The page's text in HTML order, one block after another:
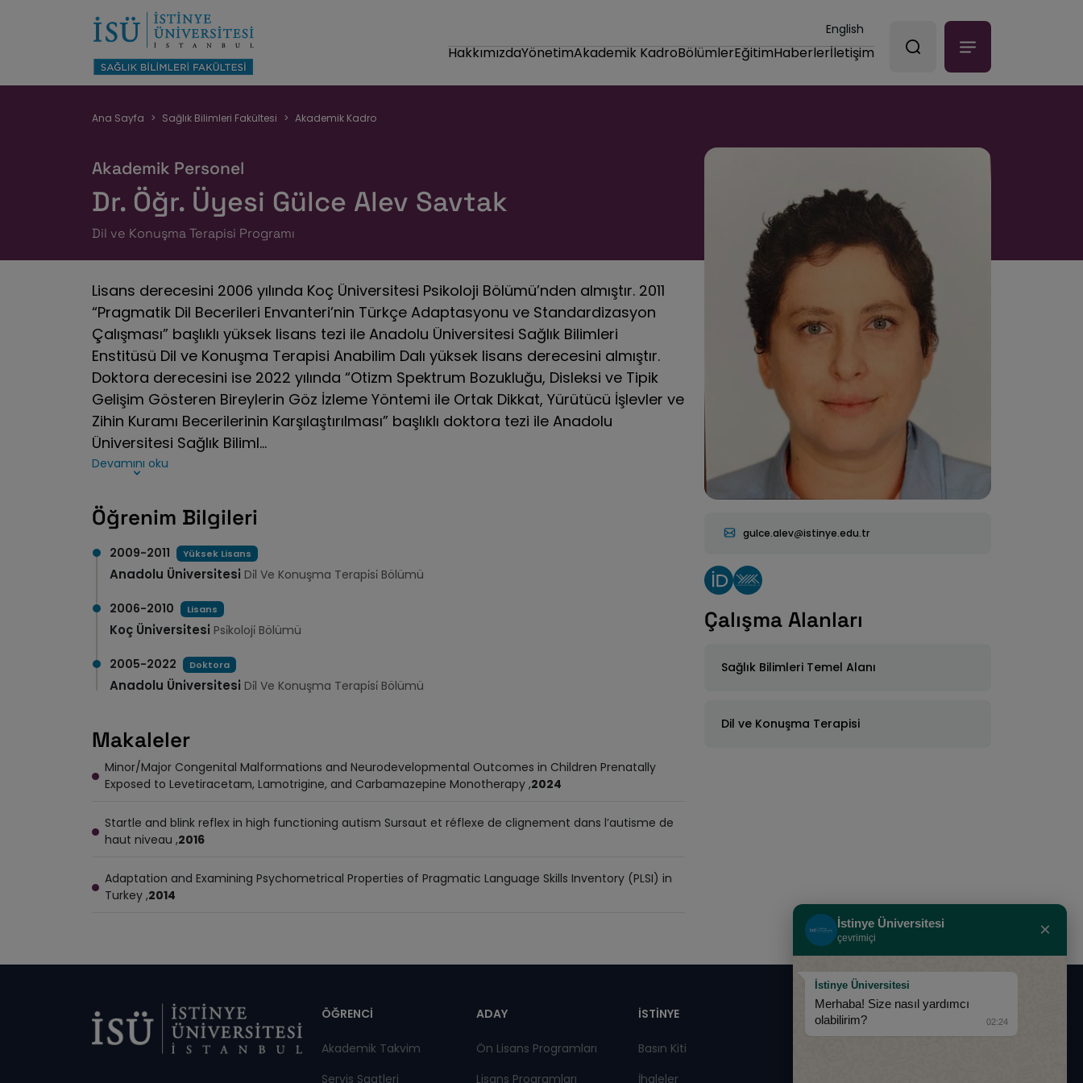
English
HakkımızdaYönetimAkademik KadroBölümlerEğitimHaberlerİletişim
Sayfa
yolu
Ana Sayfa Sağlık Bilimleri Fakültesi Akademik Kadro
Akademik Personel
Dr. Öğr. Üyesi Gülce Alev Savtak
Dil ve Konuşma Terapisi Programı
Lisans derecesini 2006 yılında Koç Üniversitesi Psikoloji Bölümü’nden almıştır. 2011
“Pragmatik Dil Becerileri Envanteri’nin Türkçe Adaptasyonu ve Standardizasyon
Çalışması” başlıklı yüksek lisans tezi ile Anadolu Üniversitesi Sağlık Bilimleri
Enstitüsü Dil ve Konuşma Terapisi Anabilim Dalı yüksek lisans derecesini almıştır.
Doktora derecesini ise 2022 yılında “Otizm Spektrum Bozukluğu, Disleksi ve Tipik
Gelişim Gösteren Bireylerin Göz İzleme Yöntemi ile Ortak Dikkat, Yürütücü İşlevler ve
Zihin Kuramı Becerilerinin Karşılaştırılması” başlıklı doktora tezi ile Anadolu
Üniversitesi Sağlık Biliml...
Devamını oku
Öğrenim Bilgileri
2009-2011 Yüksek Lisans
Anadolu Üni̇versi̇tesi̇ Di̇l Ve Konuşma Terapi̇si̇ Bölümü
2006-2010 Lisans
Koç Üni̇versi̇tesi̇ Psi̇koloji̇ Bölümü
2005-2022 Doktora
Anadolu Üni̇versi̇tesi̇ Di̇l Ve Konuşma Terapi̇si̇ Bölümü
Makaleler
Minor/Major Congenital Malformations and Neurodevelopmental Outcomes in Children Prenatally
Exposed to Levetiracetam, Lamotrigine, and Carbamazepine Monotherapy ,2024
Startle and blink reflex in high functioning autism Sursaut et réflexe de clignement dans l’autisme de
haut niveau ,2016
Adaptation and Examining Psychometrical Properties of Pragmatic Language Skills Inventory (PLSI) in
Turkey ,2014
gulce.alev istinye.edu.tr
Çalışma Alanları
Sağlık Bilimleri Temel Alanı
Dil ve Konuşma Terapisi
Dipnot
ÖĞRENCİ
Akademik Takvim
Servis Saatleri
ADAY
Ön Lisans Programları
Lisans Programları
İSTİNYE
Basın Kiti
İhaleler
0850 283 60 00
İstinye Üniversitesi
çevrimiçi ×
İstinye Üniversitesi
Merhaba! Size nasıl yardımcı
olabilirim?
02:24